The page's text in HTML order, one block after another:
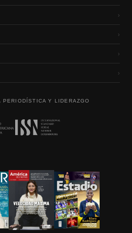
›
›
›
›
PERIODÍSTICA Y LIDERAZGO